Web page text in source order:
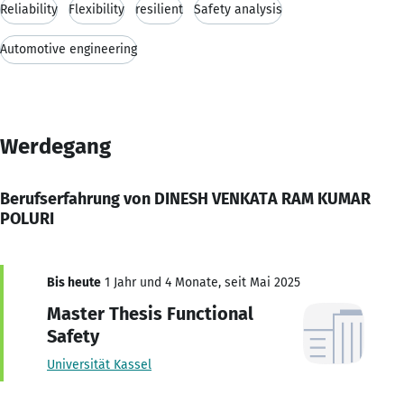
Reliability Flexibility resilient Safety analysis
Automotive engineering
Werdegang
Berufserfahrung von DINESH VENKATA RAM KUMAR
POLURI
Bis heute 1 Jahr und 4 Monate, seit Mai 2025
Master Thesis Functional
Safety
Universität Kassel